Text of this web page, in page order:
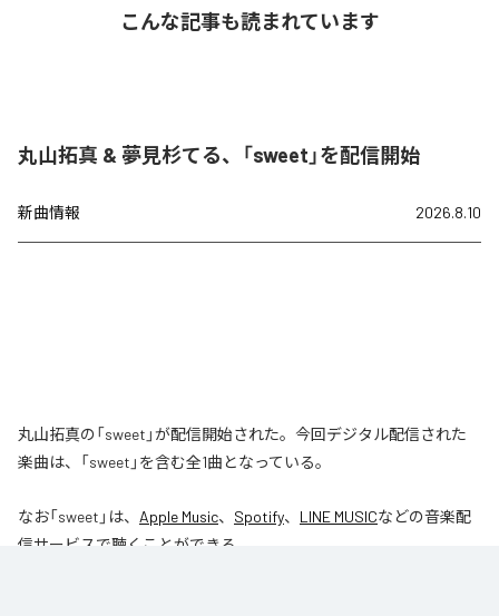
こんな記事も読まれています
丸山拓真 & 夢見杉てる、「sweet」を配信開始
新曲情報 2026.8.10
丸山拓真の「sweet」が配信開始された。今回デジタル配信された
楽曲は、「sweet」を含む全1曲となっている。
なお「sweet 」は、 Apple Music、 Spotify、 LINE MUSICなどの音楽配
信サービスで聴くことができる。